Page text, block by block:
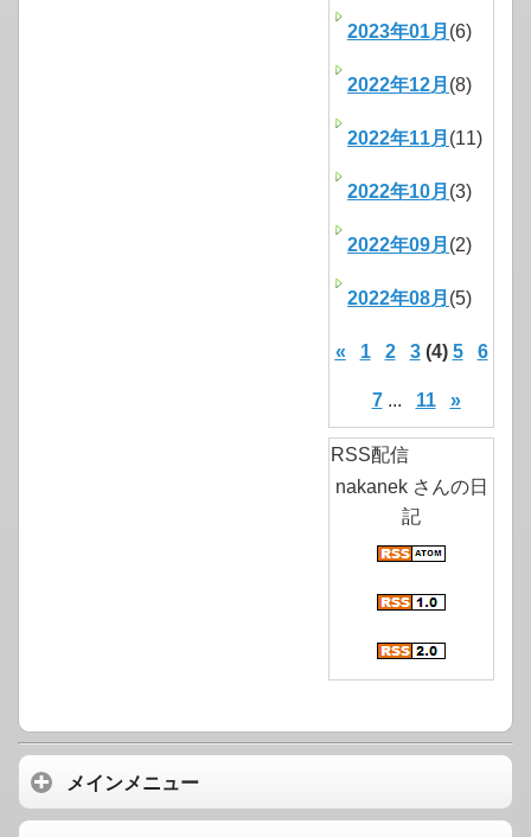
2023年01月 (6)
2022年12月 (8)
2022年11月 (11)
2022年10月 (3)
2022年09月 (2)
2022年08月 (5)
« 1 2 3 (4) 5 6
7... 11 »
RSS配信
nakanek さんの日
記
メインメニュー